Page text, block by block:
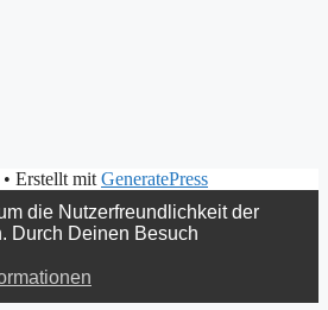
• Erstellt mit GeneratePress
die Nutzerfreundlichkeit der
Durch Deinen Besuch